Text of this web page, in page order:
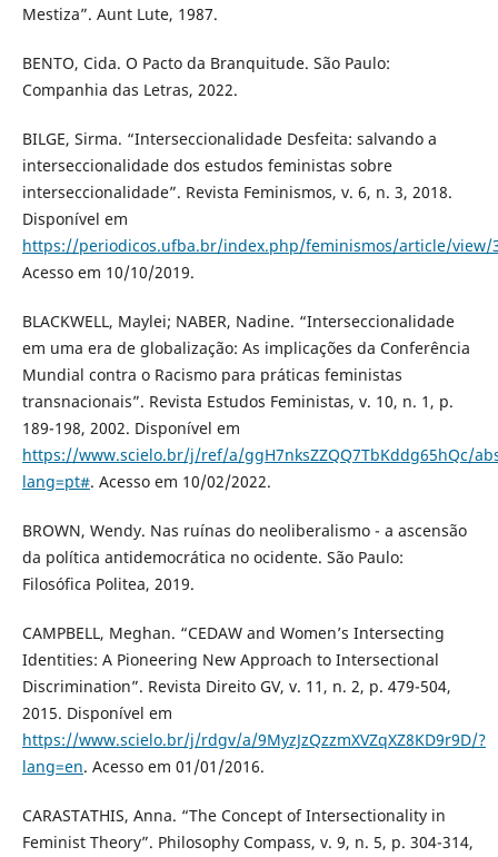
Mestiza”. Aunt Lute, 1987.
BENTO, Cida. O Pacto da Branquitude. São Paulo:
Companhia das Letras, 2022.
BILGE, Sirma. “Interseccionalidade Desfeita: salvando a
interseccionalidade dos estudos feministas sobre
interseccionalidade”. Revista Feminismos, v. 6, n. 3, 2018.
Disponível em
https://periodicos.ufba.br/index.php/feminismos/article/view/
Acesso em 10/10/2019.
BLACKWELL, Maylei; NABER, Nadine. “Interseccionalidade
em uma era de globalização: As implicações da Conferência
Mundial contra o Racismo para práticas feministas
transnacionais”. Revista Estudos Feministas, v. 10, n. 1, p.
189-198, 2002. Disponível em
https://www.scielo.br/j/ref/a/ggH7nksZZQQ7TbKddg65hQc/
lang=pt#. Acesso em 10/02/2022.
BROWN, Wendy. Nas ruínas do neoliberalismo - a ascensão
da política antidemocrática no ocidente. São Paulo:
Filosófica Politea, 2019.
CAMPBELL, Meghan. “CEDAW and Women’s Intersecting
Identities: A Pioneering New Approach to Intersectional
Discrimination”. Revista Direito GV, v. 11, n. 2, p. 479-504,
2015. Disponível em
https://www.scielo.br/j/rdgv/a/9MyzJzQzzmXVZqXZ8KD9r9D/?
lang=en. Acesso em 01/01/2016.
CARASTATHIS, Anna. “The Concept of Intersectionality in
Feminist Theory”. Philosophy Compass, v. 9, n. 5, p. 304-314,